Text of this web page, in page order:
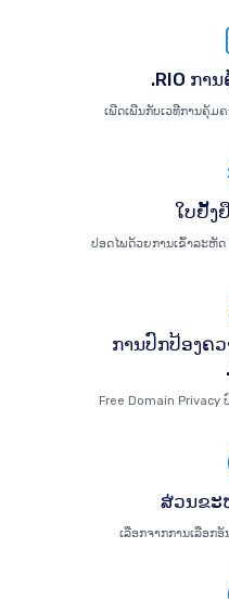
.RIO ກາ
ເພີດເພີນກັບເວທີການຄຸ້ມ
ໃບຢັ້ງ
ປອດໄພດ້ວຍການເຂົ້າລະຫັດ
ການປົກປ້ອງຄ
Free Domain Privacy
ສ່ວນຂະ
ເລືອກຈາກການເລືອກ